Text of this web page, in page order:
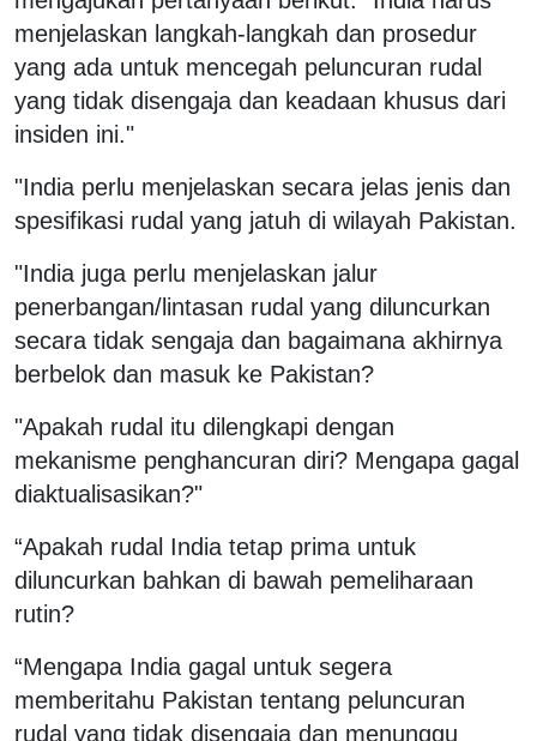
menjelaskan langkah-langkah dan prosedur
yang ada untuk mencegah peluncuran rudal
yang tidak disengaja dan keadaan khusus dari
insiden ini."
"India perlu menjelaskan secara jelas jenis dan
spesifikasi rudal yang jatuh di wilayah Pakistan.
"India juga perlu menjelaskan jalur
penerbangan/lintasan rudal yang diluncurkan
secara tidak sengaja dan bagaimana akhirnya
berbelok dan masuk ke Pakistan?
"Apakah rudal itu dilengkapi dengan
mekanisme penghancuran diri? Mengapa gagal
diaktualisasikan?"
“Apakah rudal India tetap prima untuk
diluncurkan bahkan di bawah pemeliharaan
rutin?
“Mengapa India gagal untuk segera
memberitahu Pakistan tentang peluncuran
rudal yang tidak disengaja dan menunggu